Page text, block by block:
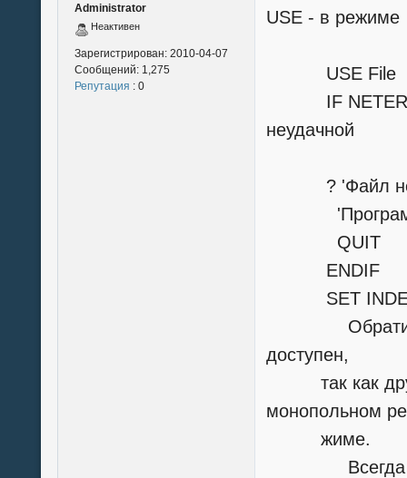
Administrator
Неактивен
Зарегистрирован: 2010-04-07
Сообщений: 1,275
Репутация : 0
USE - в режиме
USE File
IF
неудачной
? 'Файл не
'Программа
QUIT
ENDIF
SET
Обратите
доступен,
так как
монопольном
жиме.
Всегда